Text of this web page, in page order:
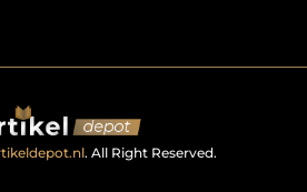
. All Right Reserved.